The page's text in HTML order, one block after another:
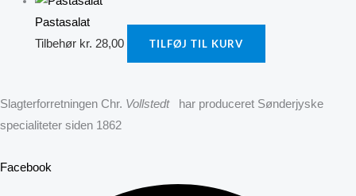
Pastasalat
Tilbehør kr. 28,00 TILFØJ TIL KURV
Slagterforretningen Chr. Vollstedthar produceret Sønderjyske
specialiteter siden 1862
Facebook